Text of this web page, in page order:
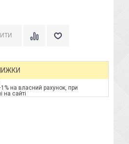
на власний рахунок, при
на сайті